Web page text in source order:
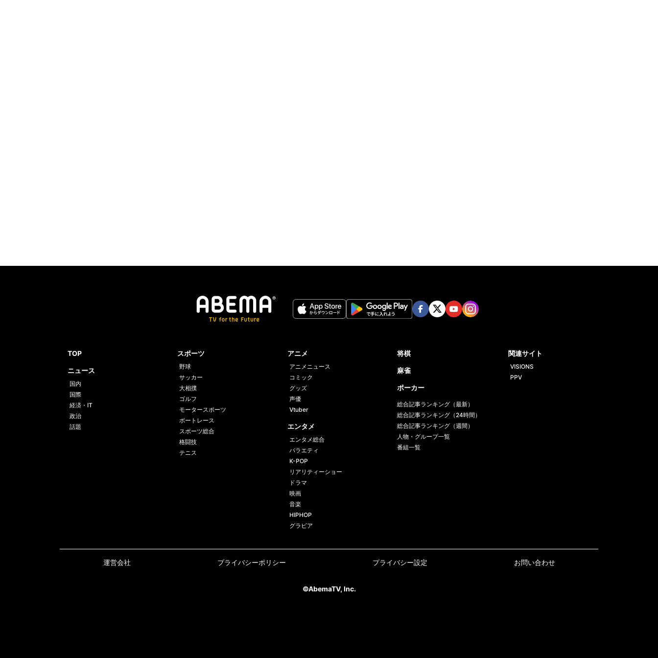
TOP
ニュース
国内
国際
経済・IT
政治
話題
スポーツ
野球
サッカー
大相撲
ゴルフ
モータースポーツ
ボートレース
スポーツ総合
格闘技
テニス
アニメ
アニメニュース
コミック
グッズ
声優
Vtuber
エンタメ
エンタメ総合
バラエティ
K-POP
リアリティーショー
ドラマ
映画
音楽
HIPHOP
グラビア
将棋
麻雀
ポーカー
総合記事ランキング（最新）
総合記事ランキング（24時間）
総合記事ランキング（週間）
人物・グループ一覧
番組一覧
関連サイト
VISIONS
PPV
運営会社 プライバシーポリシー プライバシー設定 お問い合わせ
©AbemaTV, Inc.